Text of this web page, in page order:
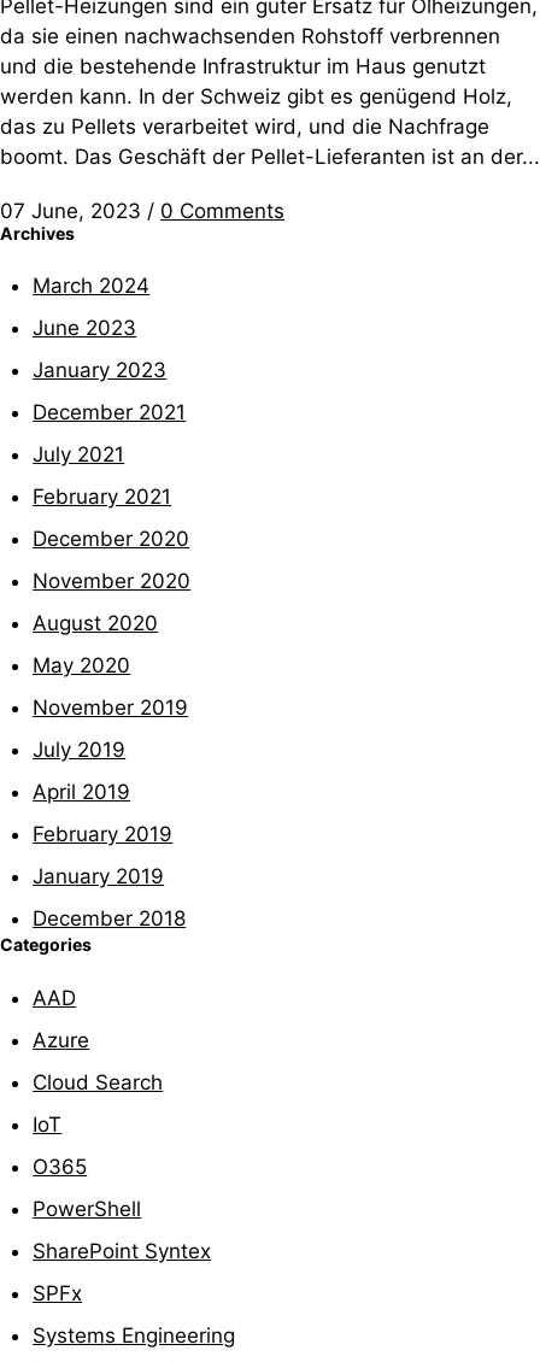
Pellet-Heizungen sind ein guter Ersatz für Ölheizungen,
da sie einen nachwachsenden Rohstoff verbrennen
und die bestehende Infrastruktur im Haus genutzt
werden kann. In der Schweiz gibt es genügend Holz,
das zu Pellets verarbeitet wird, und die Nachfrage
boomt. Das Geschäft der Pellet-Lieferanten ist an der...
07 June, 2023 / 0 Comments
Archives
March 2024
June 2023
January 2023
December 2021
July 2021
February 2021
December 2020
November 2020
August 2020
May 2020
November 2019
July 2019
April 2019
February 2019
January 2019
December 2018
Categories
AAD
Azure
Cloud Search
IoT
O365
PowerShell
SharePoint Syntex
SPFx
Systems Engineering